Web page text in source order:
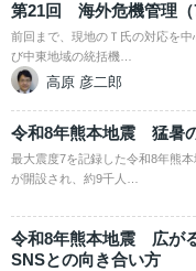
第21回 海外危機管理（
前回まで、現地のＴ氏の対応を
び中東地域の統括機…
高原 彦二郎
令和8年熊本地震 猛暑
最大震度7を記録した令和8年熊
が開設され、約9千人…
令和8年熊本地震 広が
SNSとの向き合い方